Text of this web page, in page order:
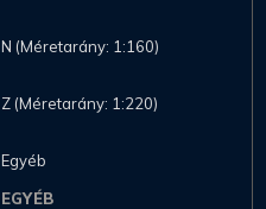
N (Méretarány: 1:160)
Z (Méretarány: 1:220)
Egyéb
EGYÉB